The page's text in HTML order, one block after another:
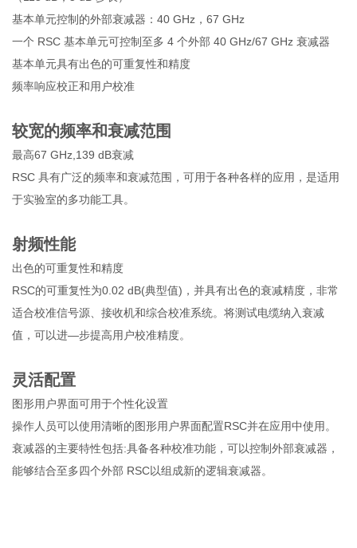
基本单元控制的外部衰减器：40 GHz，67 GHz
一个 RSC 基本单元可控制至多 4 个外部 40 GHz/67 GHz 衰减器
基本单元具有出色的可重复性和精度
频率响应校正和用户校准
较宽的频率和衰减范围
最高67 GHz,139 dB衰减
RSC 具有广泛的频率和衰减范围，可用于各种各样的应用，是适用
于实验室的多功能工具。
射频性能
出色的可重复性和精度
RSC的可重复性为0.02 dB(典型值)，并具有出色的衰减精度，非常
适合校准信号源、接收机和综合校准系统。将测试电缆纳入衰减
值，可以进—步提高用户校准精度。
灵活配置
图形用户界面可用于个性化设置
操作人员可以使用清晰的图形用户界面配置RSC并在应用中使用。
衰减器的主要特性包括:具备各种校准功能，可以控制外部衰减器，
能够结合至多四个外部 RSC以组成新的逻辑衰减器。